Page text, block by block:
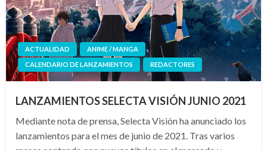
ACTUALIDAD
ANIME / MANGA
CALENDARIO DE LANZAMIENTOS
REDACTORES
LANZAMIENTOS SELECTA VISIÓN JUNIO 2021
Mediante nota de prensa, Selecta Visión ha anunciado los
lanzamientos para el mes de junio de 2021. Tras varios